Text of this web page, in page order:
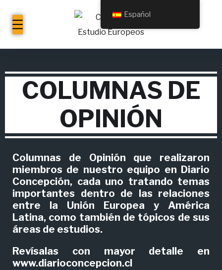
COLUMNAS DE
OPINIÓN
Columnas de Opinión que realizaron
miembros de nuestro equipo en Diario
Concepción, cada uno tratando temas
importantes dentro de las relaciones
entre la Unión Europea y América
Latina, como también de tópicos de sus
áreas de estudios.
Revísalas con mayor detalle en
www.diarioconcepcion.cl
Español